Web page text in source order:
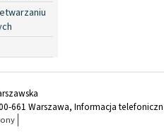
661 Warszawa, Informacja